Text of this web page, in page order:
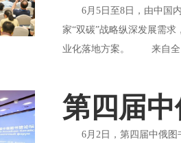
6月5日至8日，由中国内
家“双碳”战略纵深发展需
业化落地方案。 来自全
第四届
6月2日，第四届中俄图书